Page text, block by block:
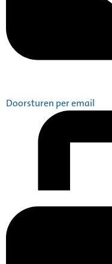
Doorsturen per email